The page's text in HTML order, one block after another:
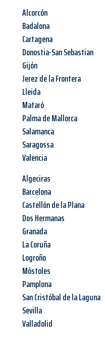
Alcorcón
Badalona
Cartagena
Donostia-San Sebastian
Gijón
Jerez de la Frontera
Lleida
Mataró
Palma de Mallorca
Salamanca
Saragossa
Valencia
Algeciras
Barcelona
Castellón de la Plana
Dos Hermanas
Granada
La Coruña
Logroño
Móstoles
Pamplona
San Cristóbal de la Laguna
Sevilla
Valladolid